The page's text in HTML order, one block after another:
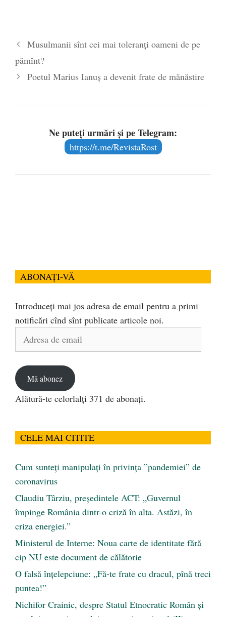
Musulmanii sînt cei mai toleranți oameni de pe
pămînt?
Poetul Marius Ianuş a devenit frate de mănăstire
Ne puteți urmări și pe Telegram:
https://t.me/RevistaRost
ABONAȚI-VĂ
Introduceți mai jos adresa de email pentru a primi
notificări cînd sînt publicate articole noi.
Adresa
Mă abonez
Alătură-te celorlalți 371 de abonați.
CELE MAI CITITE
Cum sunteți manipulați în privința ”pandemiei” de
coronavirus
Claudiu Târziu, președintele ACT: „Guvernul
împinge România dintr-o criză în alta. Astăzi, în
criza energiei.”
Ministerul de Interne: Noua carte de identitate fără
cip NU este document de călătorie
O falsă înțelepciune: „Fă-te frate cu dracul, pînă treci
puntea!”
Nichifor Crainic, despre Statul Etnocratic Român şi